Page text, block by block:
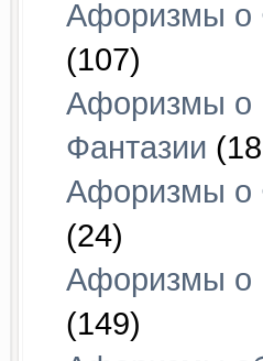
Афоризмы о
(107)
Афоризмы о
Фантазии
Афоризмы о
(24)
Афоризмы о
(149)